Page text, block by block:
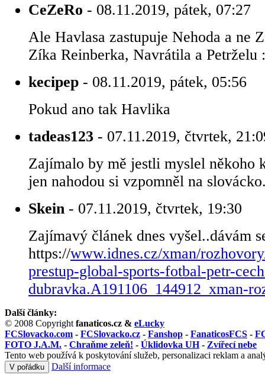
CeZeRo - 08.11.2019, pátek, 07:27
Ale Havlasa zastupuje Nehoda a ne
Zíka Reinberka, Navrátila a Petrželu
kecipep - 08.11.2019, pátek, 05:56
Pokud ano tak Havlika
tadeas123 - 07.11.2019, čtvrtek,
Zajímalo by mě jestli myslel někoho
jen nahodou si vzpomněl na
Skein - 07.11.2019, čtvrtek, 19:30
Zajímavý článek dnes vyšel..dávám
https://www.idnes.cz/xman/
prestup-global-sports-fotbal-petr-
dubravka.A191106_144912_xman-
Další články:
© 2008 Copyright fanaticos.cz & eLucky
FCSlovacko.com - FCSlovacko.cz - Fanshop - FanaticosFCS -
FOTO J.A.M. - Chraňme zeleň! - Úklidovka UH- Zvířecí nebe
Tento web používá k poskytování služeb, personalizaci reklam a
V pořádku Další informace